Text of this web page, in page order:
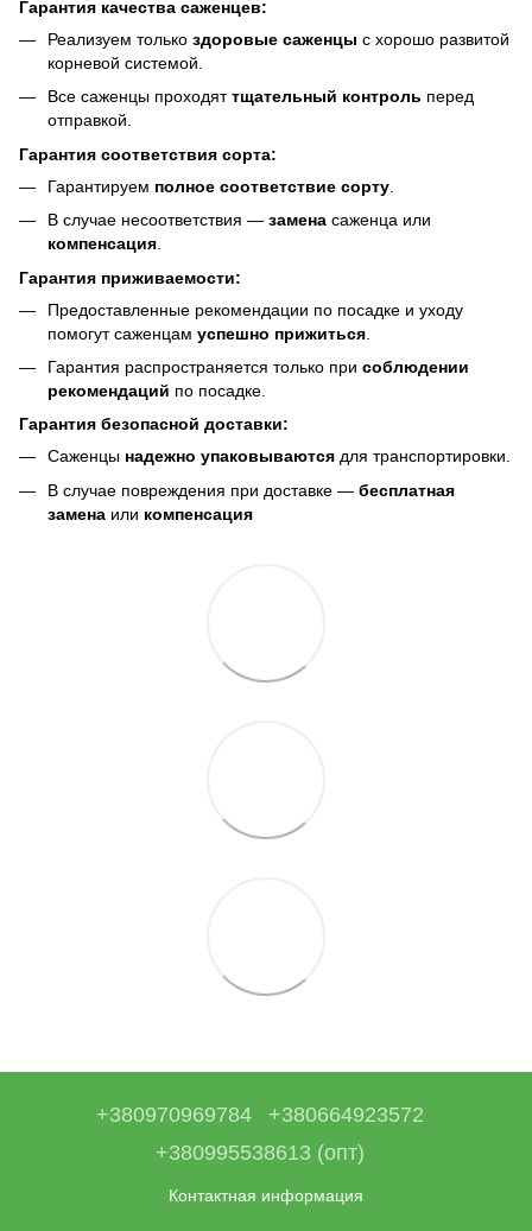
Гарантия качества саженцев:
Реализуем только здоровые саженцы с хорошо развитой
корневой системой.
Все саженцы проходяттщательный контроль перед
отправкой.
Гарантия соответствия сорта:
Гарантируем полное соответствие сорту
В случае несоответствия — замена саженца или
компенсация.
Гарантия приживаемости:
Предоставленные рекомендации по посадке и уходу
помогут саженцам успешно прижиться
Гарантия распространяется только при соблюдении
рекомендаций по посадке.
Гарантия безопасной доставки:
Саженцы надежно упаковываются для транспортировки.
В случае повреждения при доставке — бесплатная
замена или компенсация
+380970969784
+380664923572
+380995538613 (опт)
Контактная информация